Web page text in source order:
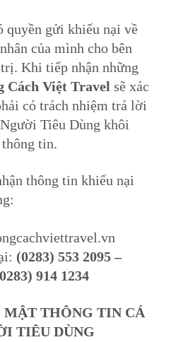
quyền gửi khiếu nại về
của mình cho bên
Khi tiếp nhận những
Cách Việt Travel sẽ xác
có trách nhiệm trả lời
Tiêu Dùng khôi
tin.
thông tin khiếu nại
(0283) 553 2095 –
914 1234
MẬT THÔNG TIN CÁ
TIÊU DÙNG